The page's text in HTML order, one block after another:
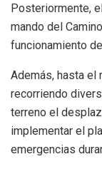
Posteriormente,
mando del
funcionamiento
Además, hasta el
recorriendo
terreno el
implementar el
emergencias